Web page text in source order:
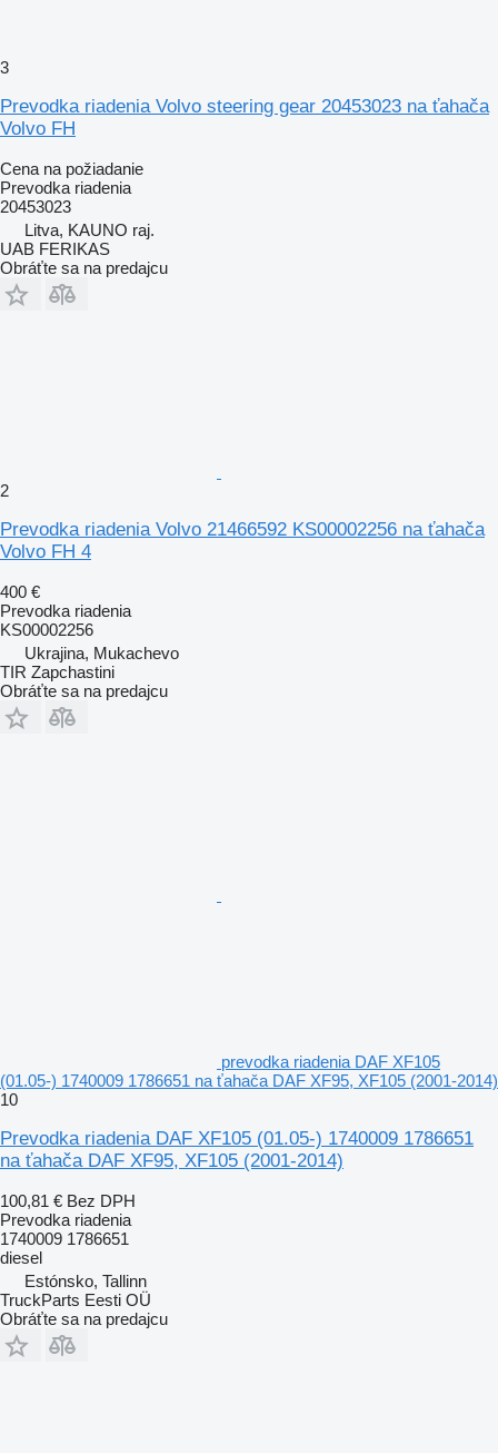
3
Prevodka riadenia Volvo steering gear 20453023 na ťahača
Volvo FH
Cena na požiadanie
Prevodka riadenia
20453023
Litva, KAUNO raj.
UAB FERIKAS
Obráťte sa na predajcu
2
Prevodka riadenia Volvo 21466592 KS00002256 na ťahača
Volvo FH 4
400 €
Prevodka riadenia
KS00002256
Ukrajina, Mukachevo
TIR Zapchastini
Obráťte sa na predajcu
prevodka riadenia DAF XF105
(01.05-) 1740009 1786651 na ťahača DAF XF95, XF105 (2001-2014)
10
Prevodka riadenia DAF XF105 (01.05-) 1740009 1786651
na ťahača DAF XF95, XF105 (2001-2014)
100,81 € Bez DPH
Prevodka riadenia
1740009 1786651
diesel
Estónsko, Tallinn
TruckParts Eesti OÜ
Obráťte sa na predajcu